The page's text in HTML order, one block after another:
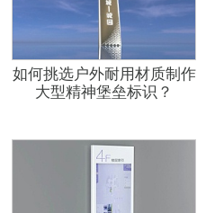
如何挑选户外耐用材质制作
大型精神堡垒标识？